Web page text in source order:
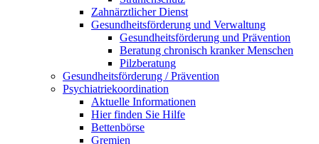
Zahnärztlicher Dienst
Gesundheitsförderung und Verwaltung
Gesundheitsförderung und Prävention
Beratung chronisch kranker Menschen
Pilzberatung
Gesundheits­förderung / Prävention
Psychiatriekoordination
Aktuelle Informationen
Hier finden Sie Hilfe
Bettenbörse
Gremien